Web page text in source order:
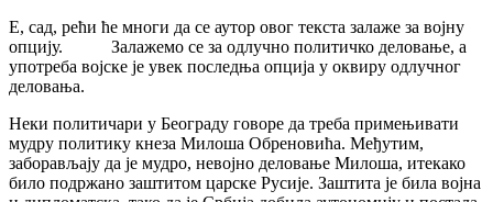
Е, сад, рећи ће многи да се аутор овог текста залаже за војну
опцију. Залажемо се за одлучно политичко деловање, а
употреба војске је увек последња опција у оквиру одлучног
деловања.
Неки политичари у Београду говоре да треба примењивати
мудру политику кнеза Милоша Обреновића. Међутим,
заборављају да је мудро, невојно деловање Милоша, итекако
било подржано заштитом царске Русије. Заштита је била војна